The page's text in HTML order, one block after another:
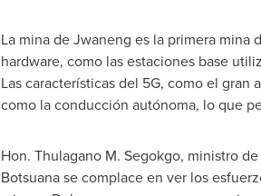
La mina de Jwaneng es la primera
hardware, como las estaciones base
Las características del 5G, como el
como la conducción autónoma, lo que
Hon. Thulagano M. Segokgo, ministro
Botsuana se complace en ver los